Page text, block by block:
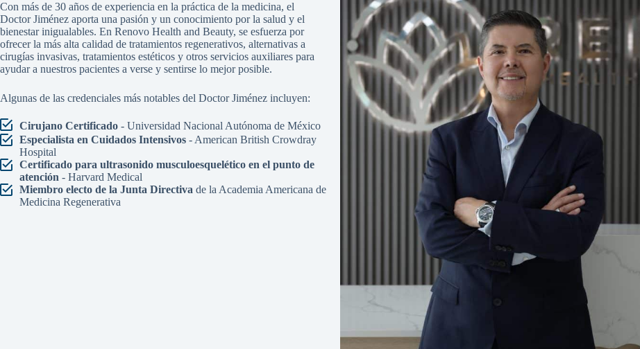
Con más de 30 años de experiencia en la práctica de la medicina, el
Doctor Jiménez aporta una pasión y un conocimiento por la salud y el
bienestar inigualables. En Renovo Health and Beauty, se esfuerza por
ofrecer la más alta calidad de tratamientos regenerativos, alternativas a
cirugías invasivas, tratamientos estéticos y otros servicios auxiliares para
ayudar a nuestros pacientes a verse y sentirse lo mejor posible.
Algunas de las credenciales más notables del Doctor Jiménez incluyen:
Cirujano Certificado- Universidad Nacional Autónoma de México
Especialista en Cuidados Intensivos- American British Crowdray
Hospital
Certificado para ultrasonido musculoesquelético en el punto de
atención - Harvard Medical
Miembro electo de la Junta Directiva de la Academia Americana de
Medicina Regenerativa